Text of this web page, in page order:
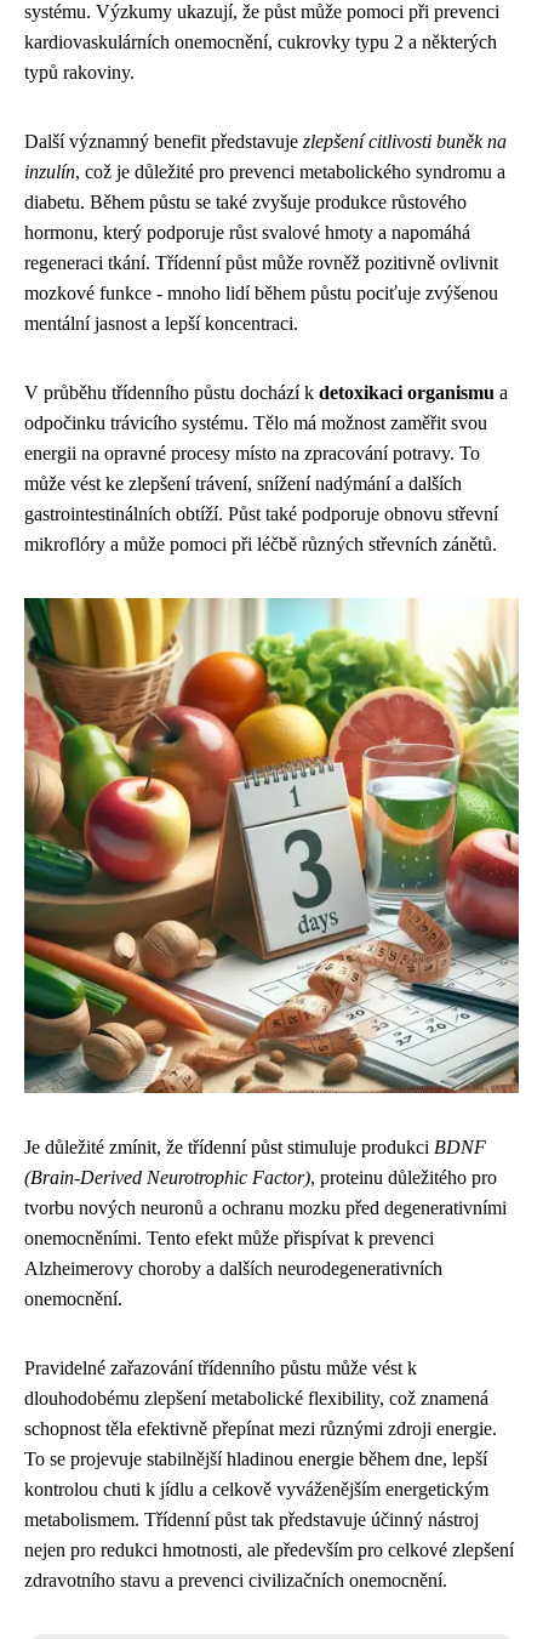
systému. Výzkumy ukazují, že půst může pomoci při prevenci
kardiovaskulárních onemocnění, cukrovky typu 2 a některých
typů rakoviny.
Další významný benefit představuje zlepšení citlivosti buněk na
inzulín, což je důležité pro prevenci metabolického syndromu a
diabetu. Během půstu se také zvyšuje produkce růstového
hormonu, který podporuje růst svalové hmoty a napomáhá
regeneraci tkání. Třídenní půst může rovněž pozitivně ovlivnit
mozkové funkce - mnoho lidí během půstu pociťuje zvýšenou
mentální jasnost a lepší koncentraci.
V průběhu třídenního půstu dochází k detoxikaci organismu a
odpočinku trávicího systému. Tělo má možnost zaměřit svou
energii na opravné procesy místo na zpracování potravy. To
může vést ke zlepšení trávení, snížení nadýmání a dalších
gastrointestinálních obtíží. Půst také podporuje obnovu střevní
mikroflóry a může pomoci při léčbě různých střevních zánětů.
Je důležité zmínit, že třídenní půst stimuluje produkci BDNF
(Brain-Derived Neurotrophic Factor), proteinu důležitého pro
tvorbu nových neuronů a ochranu mozku před degenerativními
onemocněními. Tento efekt může přispívat k prevenci
Alzheimerovy choroby a dalších neurodegenerativních
onemocnění.
Pravidelné zařazování třídenního půstu může vést k
dlouhodobému zlepšení metabolické flexibility, což znamená
schopnost těla efektivně přepínat mezi různými zdroji energie.
To se projevuje stabilnější hladinou energie během dne, lepší
kontrolou chuti k jídlu a celkově vyváženějším energetickým
metabolismem. Třídenní půst tak představuje účinný nástroj
nejen pro redukci hmotnosti, ale především pro celkové zlepšení
zdravotního stavu a prevenci civilizačních onemocnění.